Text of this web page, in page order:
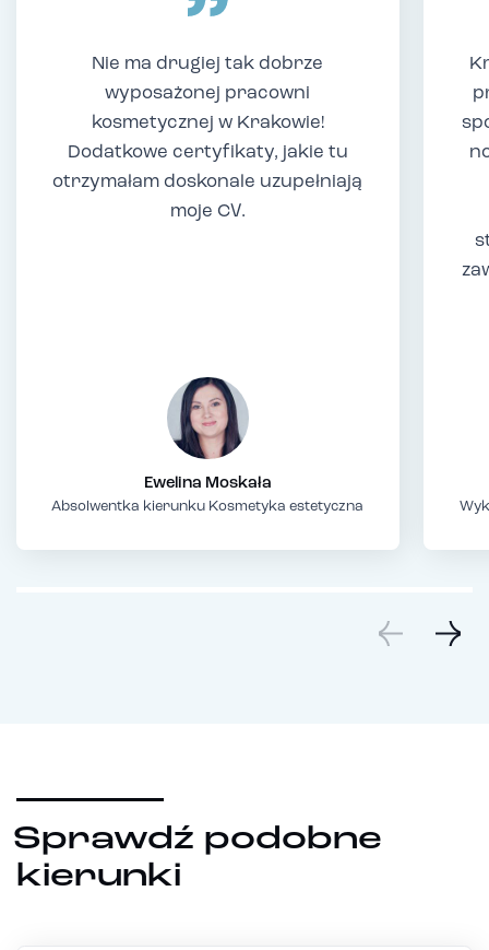
Nie ma drugiej tak dobrze
wyposażonej pracowni
kosmetycznej w Krakowie!
Dodatkowe certyfikaty, jakie tu
otrzymałam doskonale uzupełniają
moje CV.
Ewelina Moskała
Absolwentka kierunku Kosmetyka estetyczna
Sprawdź podobne
kierunki